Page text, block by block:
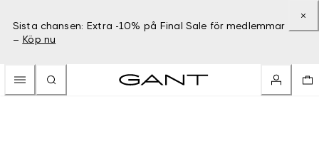
Sista chansen: Extra -10% på Final Sale för medlemmar
– Köp nu